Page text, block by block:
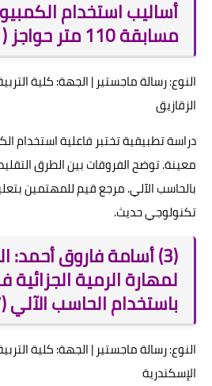
أساليب استخدام
مسابقة 110 متر حواجز (2001)
النوع: رسالة ماجستير | الجهة: كلية
الزقازيق
دراسة تطبيقية تختبر فاعلية استخدام
معينة. توضح الفروقات بين الطرق
بالحاسب الآلي. مرجع قيم للمهتمين
تكنولوجي حديث.
(3) أسامة فاروق أحمد:
لمهارة الرمية الجزائية
باستخدام الحاسب الآلي (1997)
النوع: رسالة ماجستير | الجهة: كلية
الإسكندرية